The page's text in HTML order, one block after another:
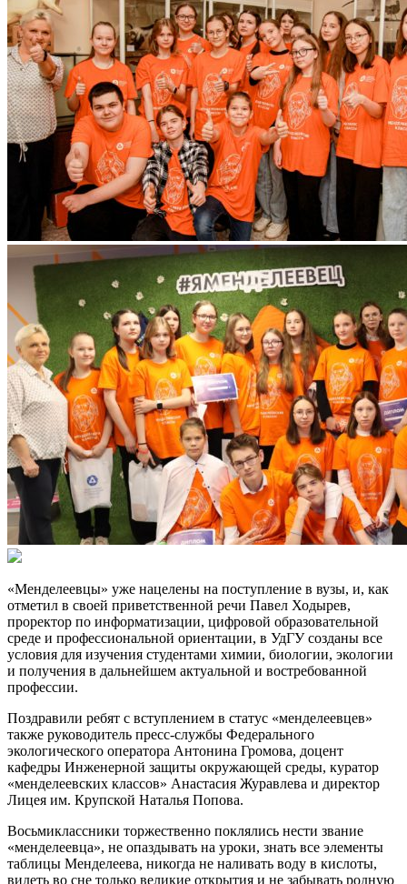
«Менделеевцы» уже нацелены на поступление в вузы, и, как
отметил в своей приветственной речи Павел Ходырев,
проректор по информатизации, цифровой образовательной
среде и профессиональной ориентации, в УдГУ созданы все
условия для изучения студентами химии, биологии, экологии
и получения в дальнейшем актуальной и востребованной
профессии.
Поздравили ребят с вступлением в статус «менделеевцев»
также руководитель пресс-службы Федерального
экологического оператора Антонина Громова, доцент
кафедры Инженерной защиты окружающей среды, куратор
«менделеевских классов» Анастасия Журавлева и директор
Лицея им. Крупской Наталья Попова.
Восьмиклассники торжественно поклялись нести звание
«менделеевца», не опаздывать на уроки, знать все элементы
таблицы Менделеева, никогда не наливать воду в кислоты,
видеть во сне только великие открытия и не забывать родную